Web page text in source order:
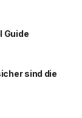
Guide
sind die